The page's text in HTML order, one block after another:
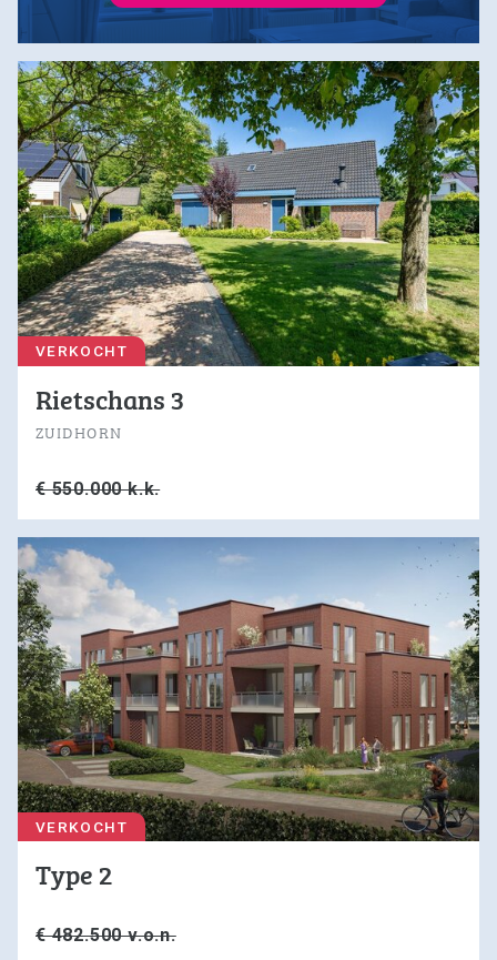
VERKOCHT
Rietschans 3
ZUIDHORN
€ 550.000 k.k.
VERKOCHT
Type 2
€ 482.500 v.o.n.